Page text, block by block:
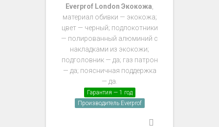
Everprof London Экокожа
материал обивки — экокожа;
цвет — черный; подлокотники
— полированный алюминий с
накладками из экокожи;
подголовник — да; газ патрон
— да; поясничная поддержка
— да.
Гарантия — 1 год
Производитель Everprof